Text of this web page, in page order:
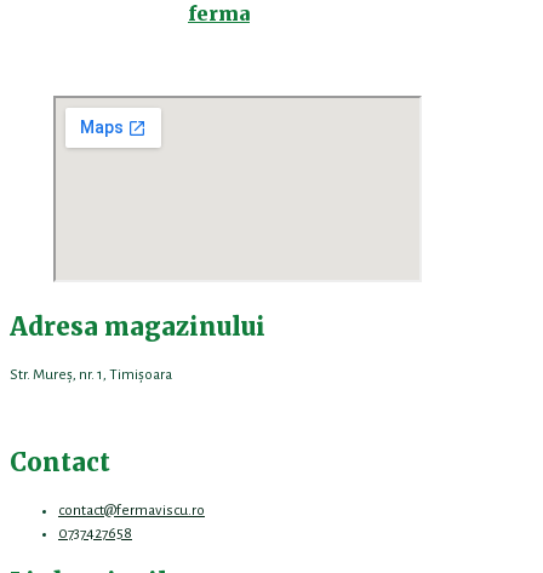
ferma
Adresa magazinului
Str. Mureș, nr. 1, Timișoara
Contact
contact@fermaviscu.ro
0737427658